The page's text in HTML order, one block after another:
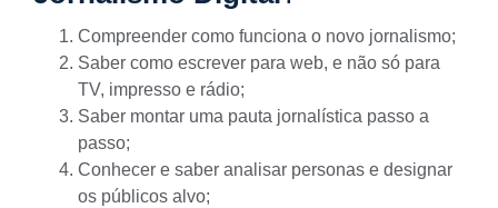
Compreender como funciona o novo jornalismo;
Saber como escrever para web, e não só para
TV, impresso e rádio;
Saber montar uma pauta jornalística passo a
passo;
Conhecer e saber analisar personas e designar
os públicos alvo;